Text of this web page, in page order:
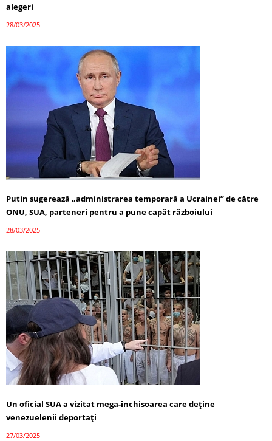
alegeri
28/03/2025
Putin sugerează „administrarea temporară a Ucrainei” de către
ONU, SUA, parteneri pentru a pune capăt războiului
28/03/2025
Un oficial SUA a vizitat mega-închisoarea care deține
venezuelenii deportați
27/03/2025